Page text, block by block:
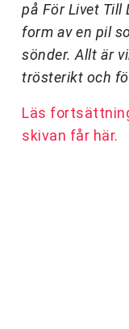
på För Livet Till
form av en pil
sönder. Allt är
trösterikt och
Läs
skivan får här.